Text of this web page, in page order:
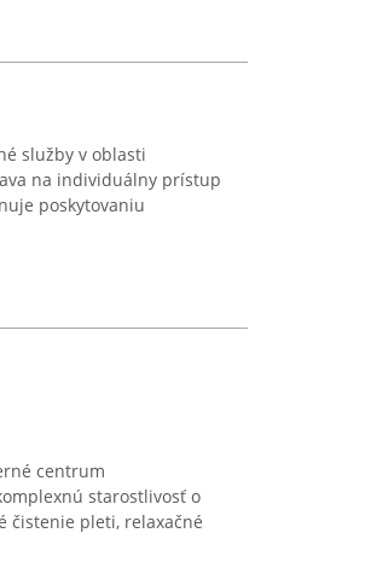
služby v oblasti
na individuálny prístup
poskytovaniu
centrum
starostlivosť o
čistenie pleti, relaxačné